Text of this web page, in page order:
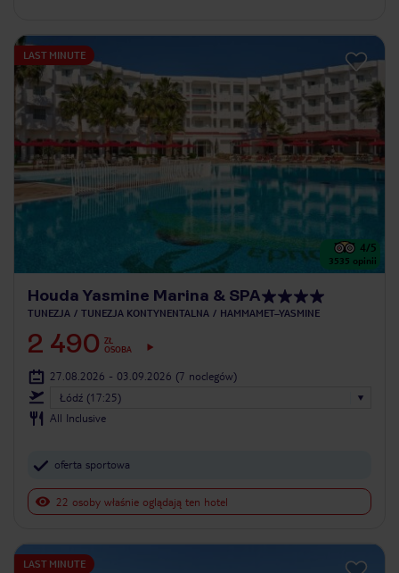
LAST MINUTE
4/5
3535 opinii
Houda Yasmine Marina & SPA
TUNEZJA TUNEZJA KONTYNENTALNA HAMMAMET–YASMINE
2 490 ZŁ
OSOBA
27.08.2026 - 03.09.2026 (7 noclegów)
Łódź (17:25)
All Inclusive
oferta sportowa
22 osoby właśnie oglądają ten hotel
LAST MINUTE